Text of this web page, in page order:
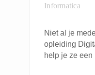
Informatica
Niet al je
opleiding
help je ze